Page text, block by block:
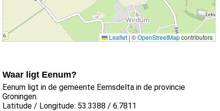
Leaflet | ©OpenStreetMapcontributors
Waar ligt Eenum?
Eenum ligt in de gemeente Eemsdelta in de provincie
Groningen.
Latitude / Longitude: 53.3388 / 6.7811